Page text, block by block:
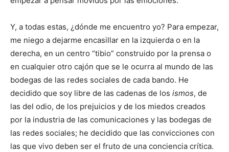
Y, a todas estas, ¿dónde me encuentro yo? Para empezar,
me niego a dejarme encasillar en la izquierda o en la
derecha, en un centro “tibio” construido por la prensa o
en cualquier otro cajón que se le ocurra al mundo de las
bodegas de las redes sociales de cada bando. He
decidido que soy libre de las cadenas de los ismos, de
las del odio, de los prejuicios y de los miedos creados
por la industria de las comunicaciones y las bodegas de
las redes sociales; he decidido que las convicciones con
las que vivo deben ser el fruto de una conciencia crítica.